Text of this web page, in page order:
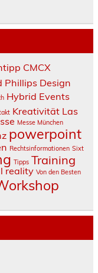
CMCX
Phillips Design
Hybrid Events
Kreativität Las
Messe München
powerpoint
Rechtsinformationen Sixt
Tipps Training
reality Von den Besten